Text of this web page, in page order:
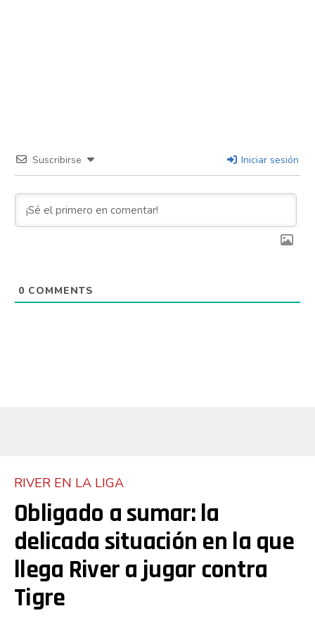
Suscribirse Iniciar sesión
0 COMMENTS
RIVER EN LA LIGA
Obligado a sumar: la
delicada situación en la que
llega River a jugar contra
Tigre